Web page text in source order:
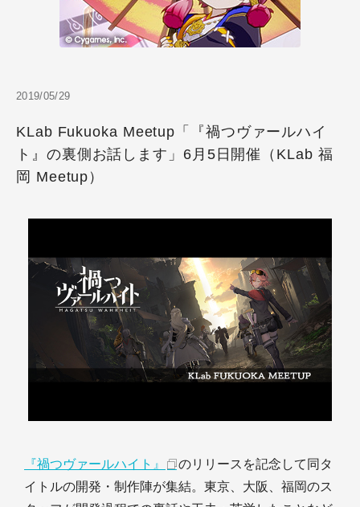
2019/05/29
KLab Fukuoka Meetup「『禍つヴァールハイ
ト』の裏側お話します」6月5日開催（KLab 福
岡 Meetup）
『禍つヴァールハイト』
のリリースを記念して同タ
イトルの開発・制作陣が集結。東京、大阪、福岡のス